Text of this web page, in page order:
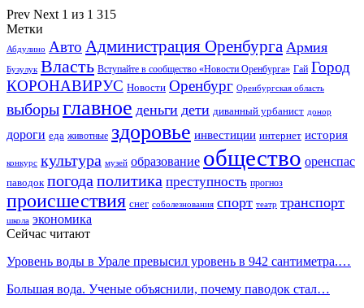
Prev Next 1 из 1 315
Метки
Абдулино Авто Администрация Оренбурга Армия
Бузулук Власть Вступайте в сообщество «Новости Оренбурга» Гай Город
КОРОНАВИРУС Новости Оренбург Оренбургская область
выборыглавное деньги дети диванный урбанист донор
дороги еда животные здоровье инвестиции интернет история
конкурс культура музей образование общество оренспас
паводок погода политика преступность прогноз
происшествия снег соболезнования спорт театр транспорт
школа экономика
Сейчас читают
Уровень воды в Урале превысил уровень в 942 сантиметра.…
Большая вода. Ученые объяснили, почему паводок стал…